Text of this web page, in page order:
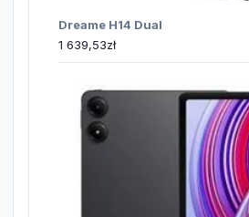
Dreame H14 Dual
1 639,53zł